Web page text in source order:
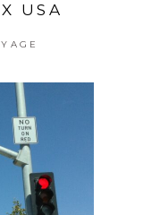
USA